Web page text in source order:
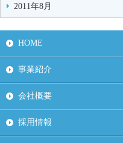
2011年8月
HOME
事業紹介
会社概要
採用情報